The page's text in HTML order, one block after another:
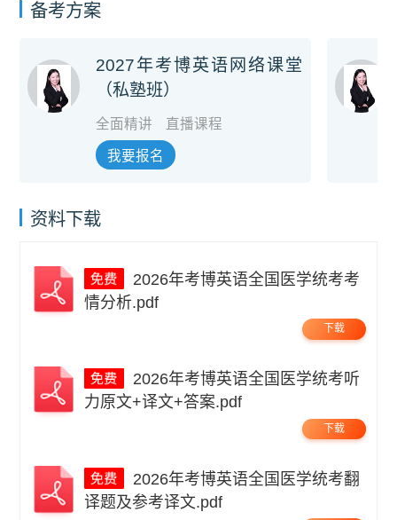
备考方案
2027年考博英语网络课堂
（私塾班）
全面精讲 直播课程
我要报名
资料下载
情分析.pdf
下载
力原文+译文+答案.pdf
下载
译题及参考译文.pdf